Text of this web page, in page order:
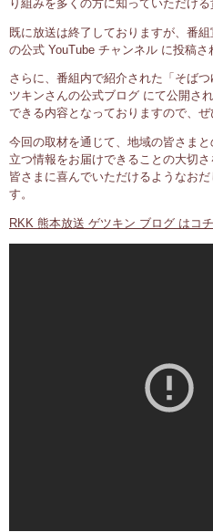
り組みを多くの方に知っていただける
既に放送は終了しておりますが、番
の公式 YouTube チャンネル に投稿さ
さらに、番組内で紹介された「そば
ツキンさんの公式ブログ にて公開さ
できる内容となっておりますので、ぜ
今回の取材を通じて、地域の皆さま
立つ情報をお届けできることの大切
皆さまに喜んでいただけるようなお
す。
RKK 熊本放送 ゲツキン ブログ はコ